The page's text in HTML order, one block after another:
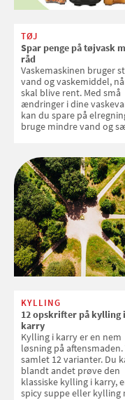
TØJ
Spar penge på tøjvask
råd
Vaskemaskinen bruger
vand og vaskemiddel,
skal blive rent. Med små
ændringer i dine
kan du spare på
bruge mindre vand og
enkle råd til at spare
tøjvasken
KYLLING
12 opskrifter på kylling i
karry
Kylling i karry er en nem
løsning på aftensmaden.
samlet 12 varianter. Du
blandt andet prøve den
klassiske kylling i karry,
spicy suppe eller kylling